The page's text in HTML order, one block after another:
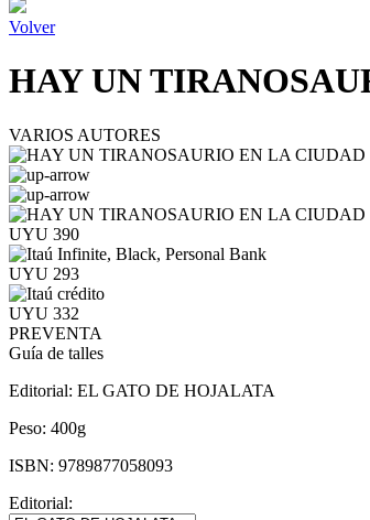
Volver
HAY UN
VARIOS AUTORES
UYU 390
UYU 293
UYU 332
PREVENTA
Guía de talles
Editorial: EL GATO DE HOJALATA
Peso: 400g
ISBN: 9789877058093
Editorial: